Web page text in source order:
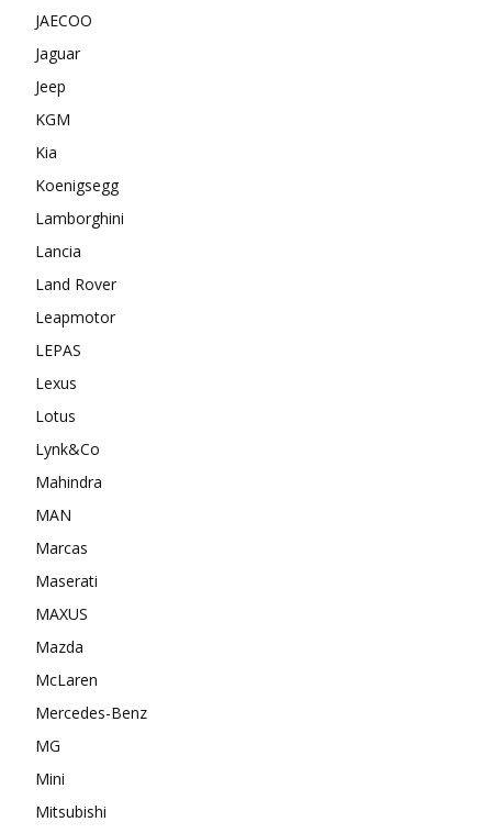
JAECOO
Jaguar
Jeep
KGM
Kia
Koenigsegg
Lamborghini
Lancia
Land Rover
Leapmotor
LEPAS
Lexus
Lotus
Lynk&Co
Mahindra
MAN
Marcas
Maserati
MAXUS
Mazda
McLaren
Mercedes-Benz
MG
Mini
Mitsubishi